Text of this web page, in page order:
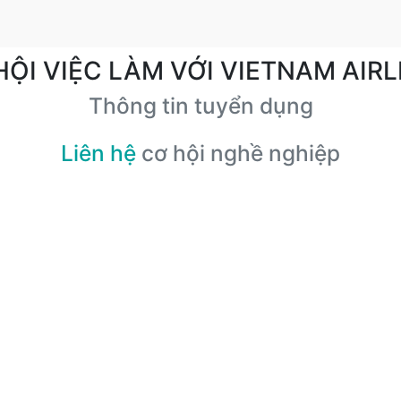
VIỆC LÀM VỚI VIETNAM
Thông tin tuyển dụng
Liên hệ cơ hội nghề nghiệp